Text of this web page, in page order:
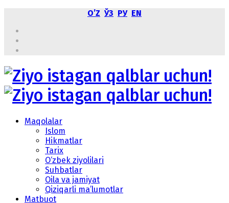
OʼZ ЎЗ РУ EN
Maqolalar
Islom
Hikmatlar
Tarix
O‘zbek ziyolilari
Suhbatlar
Oila va jamiyat
Qiziqarli ma’lumotlar
Matbuot